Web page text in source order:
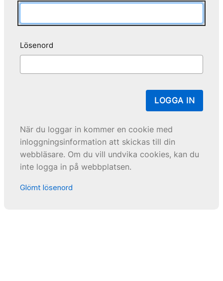
Lösenord
LOGGA IN
När du loggar in kommer en cookie med
inloggningsinformation att skickas till din
webbläsare. Om du vill undvika cookies, kan du
inte logga in på webbplatsen.
Glömt lösenord